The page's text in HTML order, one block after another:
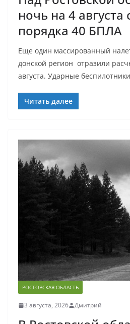
ночь на 4 августа
порядка 40 БПЛА
Еще один массированный
донской регион отразили
августа. Ударные
Читать далее
РОСТОВСКАЯ ОБЛАСТЬ
3 августа, 2026 Дмитрий